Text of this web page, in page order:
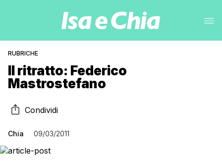
RUBRICHE
Il ritratto: Federico
Mastrostefano
Condividi
Chia 09/03/2011